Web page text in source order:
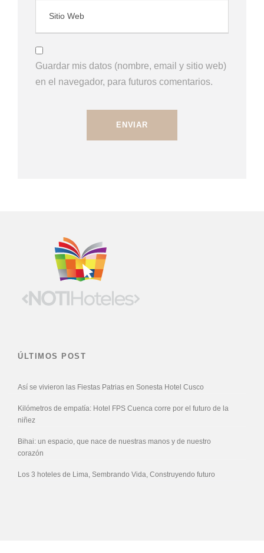
Guardar mis datos (nombre, email y sitio web)
en el navegador, para futuros comentarios.
ÚLTIMOS POST
Así se vivieron las Fiestas Patrias en Sonesta Hotel Cusco
Kilómetros de empatía: Hotel FPS Cuenca corre por el futuro de la
niñez
Bihai: un espacio, que nace de nuestras manos y de nuestro
corazón
Los 3 hoteles de Lima, Sembrando Vida, Construyendo futuro